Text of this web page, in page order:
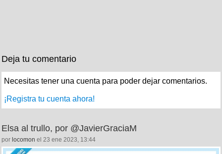
Deja tu comentario
Necesitas tener una cuenta para poder dejar comentarios.
¡Registra tu cuenta ahora!
Elsa al trullo, por @JavierGraciaM
por locomon el 23 ene 2023, 13:44